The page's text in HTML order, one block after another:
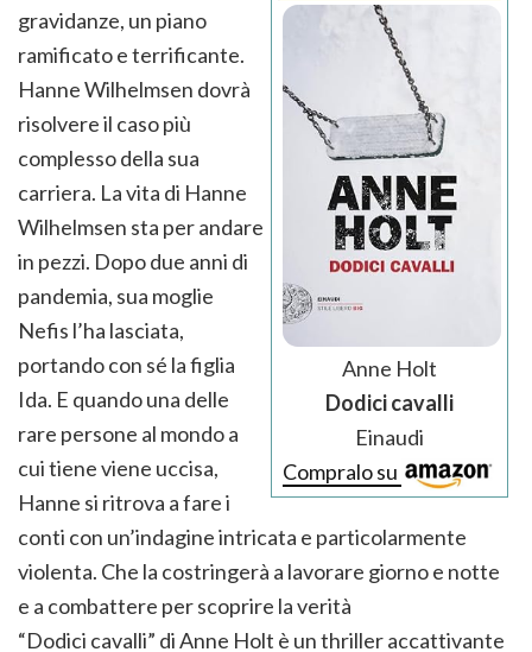
Anne Holt
Dodici cavalli
Einaudi
Compralo su
gravidanze, un piano
ramificato e terrificante.
Hanne Wilhelmsen dovrà
risolvere il caso più
complesso della sua
carriera. La vita di Hanne
Wilhelmsen sta per andare
in pezzi. Dopo due anni di
pandemia, sua moglie
Nefis l’ha lasciata,
portando con sé la figlia
Ida. E quando una delle
rare persone al mondo a
cui tiene viene uccisa,
Hanne si ritrova a fare i
conti con un’indagine intricata e particolarmente
violenta. Che la costringerà a lavorare giorno e notte
e a combattere per scoprire la verità
“Dodici cavalli” di Anne Holt è un thriller accattivante